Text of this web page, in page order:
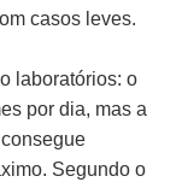
casos leves.
laboratórios: o
por dia, mas a
Segundo o